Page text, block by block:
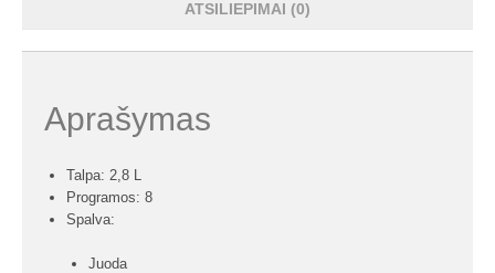
ATSILIEPIMAI (0)
Aprašymas
Talpa: 2,8 L
Programos: 8
Spalva:
Juoda